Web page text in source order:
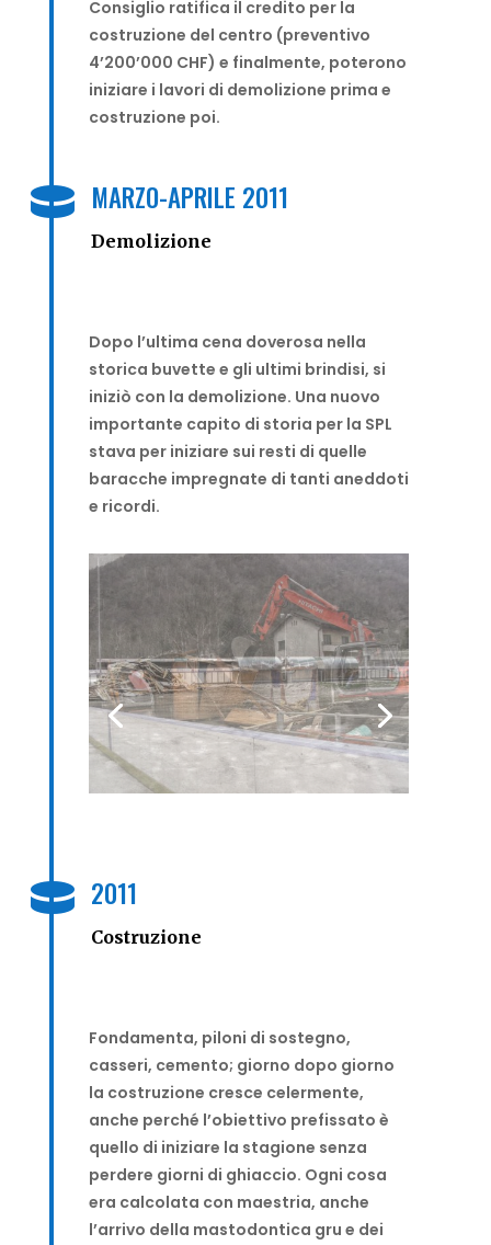
Consiglio ratifica il credito per la
costruzione del centro (preventivo
4’200’000 CHF) e finalmente, poterono
iniziare i lavori di demolizione prima e
costruzione poi.
 MARZO-APRILE 2011
Demolizione
Dopo l’ultima cena doverosa nella
storica buvette e gli ultimi brindisi, si
iniziò con la demolizione. Una nuovo
importante capito di storia per la SPL
stava per iniziare sui resti di quelle
baracche impregnate di tanti aneddoti
e ricordi.
 2011
Costruzione
Fondamenta, piloni di sostegno,
casseri, cemento; giorno dopo giorno
la costruzione cresce celermente,
anche perché l’obiettivo prefissato è
quello di iniziare la stagione senza
perdere giorni di ghiaccio. Ogni cosa
era calcolata con maestria, anche
l’arrivo della mastodontica gru e dei